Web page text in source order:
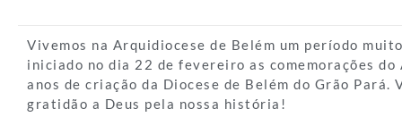
Vivemos na Arquidiocese de Belém um período
iniciado no dia 22 de fevereiro as comemorações
anos de criação da Diocese de Belém do Grão Pará.
gratidão a Deus pela nossa história!